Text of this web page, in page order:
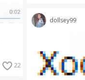
22
dollsey99